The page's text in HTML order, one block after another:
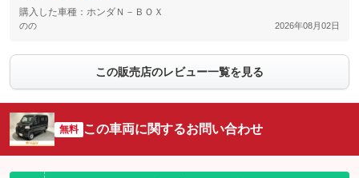
購入した車種：ホンダＮ－ＢＯＸ
のの 2026年08月02日
この販売店のレビュー一覧を見る
無料 この車両に関するお問い合わせ